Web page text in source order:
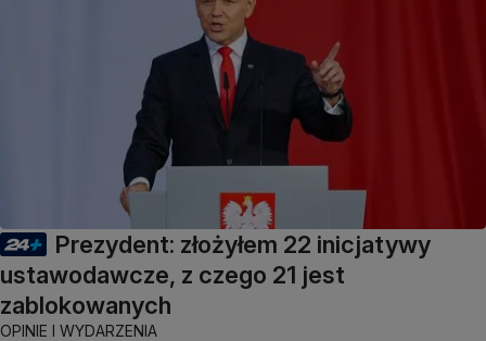
Prezydent: złożyłem 22 inicjatywy
ustawodawcze, z czego 21 jest
zablokowanych
OPINIE I WYDARZENIA